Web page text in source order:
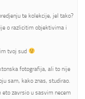
te kolekcije, jel tako?
o razlicitim objektivima i
tvoj sud
fotografija, ali to nije
sam, kako znas, studirao.
zavrsio u sasvim necem